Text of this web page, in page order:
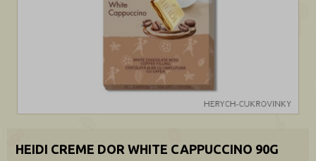
HEIDI CREME DOR WHITE CAPPUCCINO 90G